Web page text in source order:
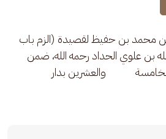
محمد بن حفيظ لقصيدة (الزم باب
بن علوي الحداد رحمه الله، ضمن
والعشرين بدار